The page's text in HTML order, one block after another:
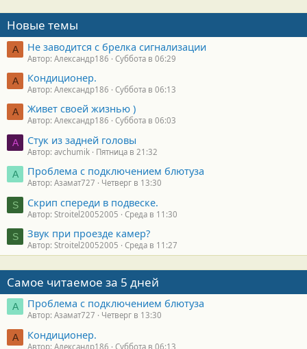
Новые темы
А Не заводится с брелка сигнализации
Автор: Александр186 Суббота в 06:29
А Кондиционер.
Автор: Александр186 Суббота в 06:13
А Живет своей жизнью )
Автор: Александр186 Суббота в 06:03
A Стук из задней головы
Автор: avchumik Пятница в 21:32
А Проблема с подключением блютуза
Автор: Азамат727 Четверг в 13:30
S Скрип спереди в подвеске.
Автор: Stroitel20052005 Среда в 11:30
S Звук при проезде камер?
Автор: Stroitel20052005 Среда в 11:27
Самое читаемое за 5 дней
А Проблема с подключением блютуза
Автор: Азамат727 Четверг в 13:30
А Кондиционер.
Автор: Александр186 Суббота в 06:13